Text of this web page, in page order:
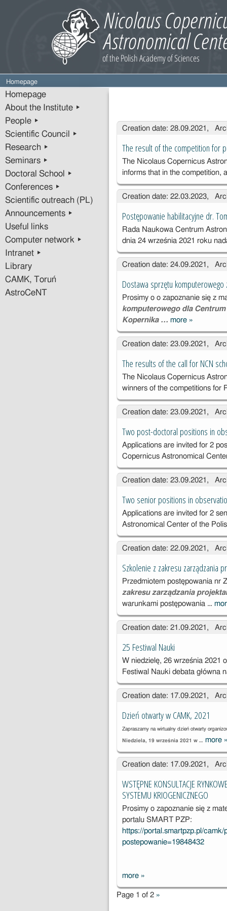
Homepage
Homepage
About the Institute ▸
People ▸
Scientific Council ▸
Research ▸
Seminars ▸
Doctoral School ▸
Conferences ▸
Scientific outreach (PL)
Announcements ▸
Useful links
Computer network ▸
Intranet ▸
Library
CAMK, Toruń
AstroCeNT
Entries
Creation date: 28.09.2021,
The result of the competition for
The Nicolaus Copernicus
informs that in the competition,
Creation date: 22.03.2023,
Postępowanie habilitacyjne dr.
Rada Naukowa Centrum
dnia 24 września 2021 roku
Creation date: 24.09.2021,
Dostawa sprzętu komputerowego
Prosimy o o zapoznanie się z
komputerowego dla
Kopernika … more Dostawa
sprzętu
na 5 części
»
Creation date: 23.09.2021,
The results of the call for NCN
The Nicolaus Copernicus
winners of the competitions for
Creation date: 23.09.2021,
Two post-doctoral positions in
Applications are invited for 2
Copernicus Astronomical
Creation date: 23.09.2021,
Two senior positions in
Applications are invited for 2
Astronomical Center of the
Creation date: 22.09.2021,
Szkolenie z zakresu zarządzania
Przedmiotem postępowania nr
zakresu zarządzania
warunkami postępowania …
Creation date: 21.09.2021,
25 Festiwal Nauki
W niedzielę, 26 września 2021
Festiwal Nauki debata główna
Creation date: 17.09.2021,
Dzień otwarty w CAMK, 2021
Zapraszamy na wirtualny dzień otwarty
Niedziela, 19 września 2021 w … more
Creation date: 17.09.2021,
WSTĘPNE KONSULTACJE
SYSTEMU KRIOGENICZNEGO
Prosimy o zapoznanie się z
portalu SMART PZP:
https://portal.smartpzp.pl/
postepowanie=19848432
more WSTĘPNE
KONSULTACJ
»
Page 1 of 2 »